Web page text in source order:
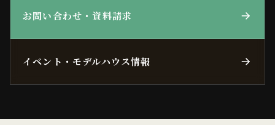
お問い合わせ・資料請求
イベント・モデルハウス情報